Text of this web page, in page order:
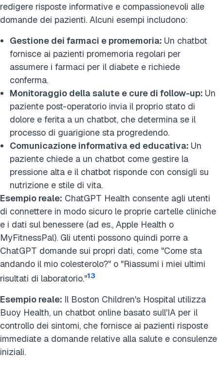
redigere risposte informative e compassionevoli alle
domande dei pazienti. Alcuni esempi includono:
Gestione dei farmaci e promemoria: Un chatbot
fornisce ai pazienti promemoria regolari per
assumere i farmaci per il diabete e richiede
conferma.
Monitoraggio della salute e cure di follow-up: Un
paziente post-operatorio invia il proprio stato di
dolore e ferita a un chatbot, che determina se il
processo di guarigione sta progredendo.
Comunicazione informativa ed educativa: Un
paziente chiede a un chatbot come gestire la
pressione alta e il chatbot risponde con consigli su
nutrizione e stile di vita.
Esempio reale: ChatGPT Health consente agli utenti
di connettere in modo sicuro le proprie cartelle cliniche
e i dati sul benessere (ad es., Apple Health o
MyFitnessPal). Gli utenti possono quindi porre a
ChatGPT domande sui propri dati, come "Come sta
andando il mio colesterolo?" o "Riassumi i miei ultimi
risultati di laboratorio."13
Esempio reale: Il Boston Children's Hospital utilizza
Buoy Health, un chatbot online basato sull'IA per il
controllo dei sintomi, che fornisce ai pazienti risposte
immediate a domande relative alla salute e consulenze
iniziali.